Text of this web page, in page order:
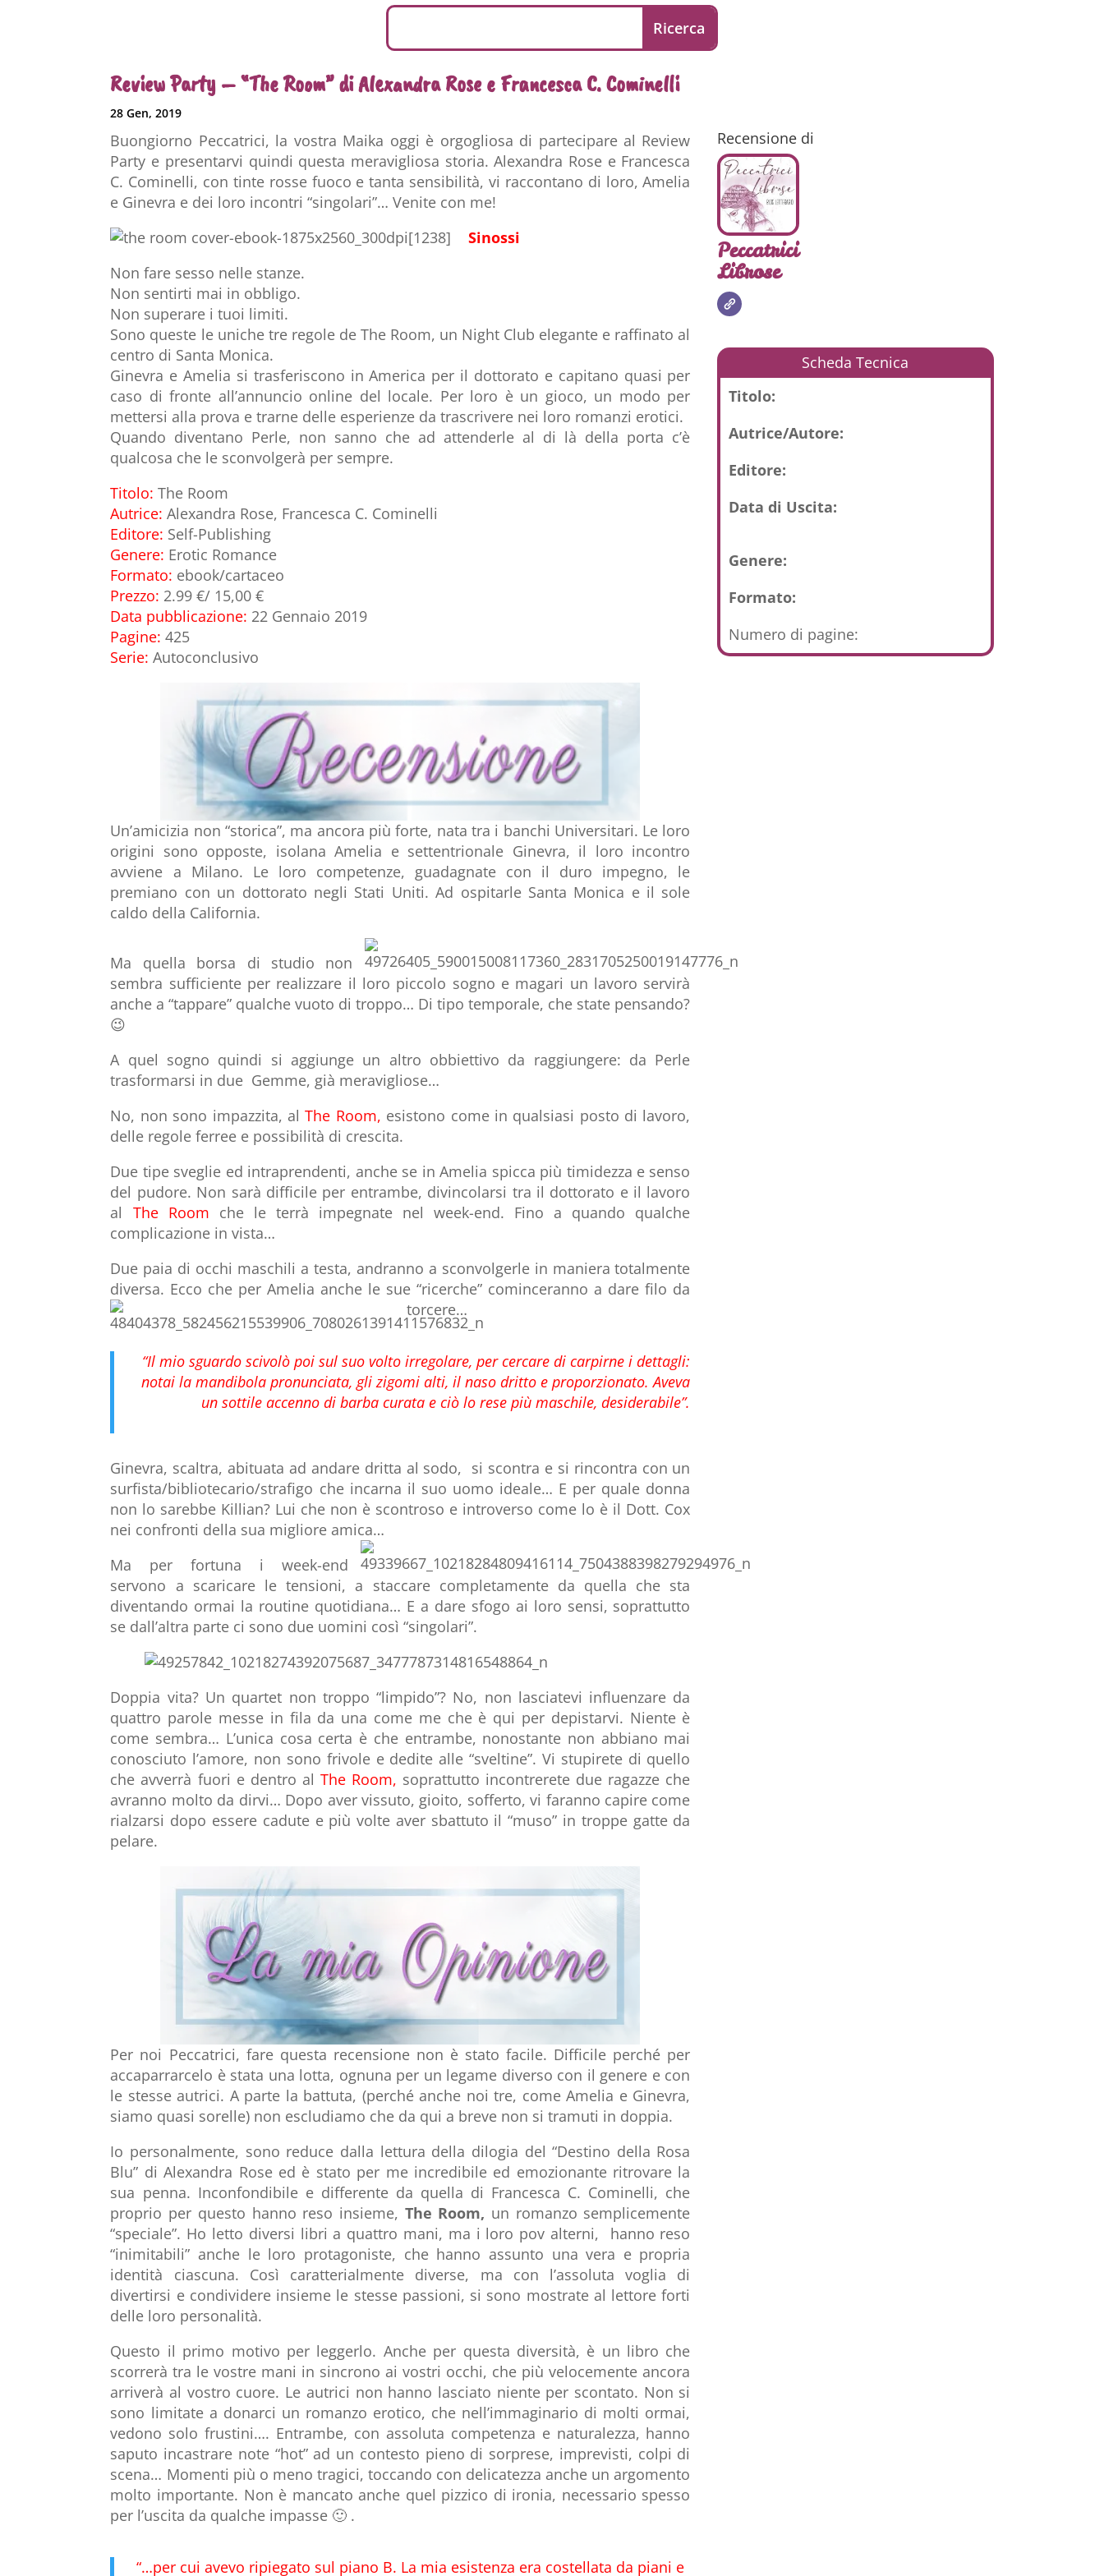
Review Party – “The Room” di Alexandra Rose e Francesca C. Cominelli
28 Gen, 2019
Buongiorno Peccatrici, la vostra Maika oggi è orgogliosa di partecipare al Review
Party e presentarvi quindi questa meravigliosa storia. Alexandra Rose e Francesca
C. Cominelli, con tinte rosse fuoco e tanta sensibilità, vi raccontano di loro, Amelia
e Ginevra e dei loro incontri “singolari”… Venite con me!
Sinossi
Non fare sesso nelle stanze.
Non sentirti mai in obbligo.
Non superare i tuoi limiti.
Sono queste le uniche tre regole de The Room, un Night Club elegante e raffinato al
centro di Santa Monica.
Ginevra e Amelia si trasferiscono in America per il dottorato e capitano quasi per
caso di fronte all’annuncio online del locale. Per loro è un gioco, un modo per
mettersi alla prova e trarne delle esperienze da trascrivere nei loro romanzi erotici.
Quando diventano Perle, non sanno che ad attenderle al di là della porta c’è
qualcosa che le sconvolgerà per sempre.
Titolo: The Room
Autrice: Alexandra Rose, Francesca C. Cominelli
Editore: Self-Publishing
Genere: Erotic Romance
Formato: ebook/cartaceo
Prezzo: 2.99 €/ 15,00 €
Data pubblicazione: 22 Gennaio 2019
Pagine: 425
Serie: Autoconclusivo
Un’amicizia non “storica”, ma ancora più forte, nata tra i banchi Universitari. Le loro
origini sono opposte, isolana Amelia e settentrionale Ginevra, il loro incontro
avviene a Milano. Le loro competenze, guadagnate con il duro impegno, le
premiano con un dottorato negli Stati Uniti. Ad ospitarle Santa Monica e il sole
caldo della California.
Ma quella borsa di studio non
sembra sufficiente per realizzare il loro piccolo sogno e magari un lavoro servirà
anche a “tappare” qualche vuoto di troppo… Di tipo temporale, che state pensando?
😉
A quel sogno quindi si aggiunge un altro obbiettivo da raggiungere: da Perle
trasformarsi in due Gemme, già meravigliose…
No, non sono impazzita, alThe Room, esistono come in qualsiasi posto di lavoro,
delle regole ferree e possibilità di crescita.
Due tipe sveglie ed intraprendenti, anche se in Amelia spicca più timidezza e senso
del pudore. Non sarà difficile per entrambe, divincolarsi tra il dottorato e il lavoro
al The Room che le terrà impegnate nel week-end. Fino a quando qualche
complicazione in vista…
Due paia di occhi maschili a testa, andranno a sconvolgerle in maniera totalmente
diversa. Ecco che per Amelia anche le sue “ricerche” cominceranno a dare filo da
torcere…
“Il mio sguardo scivolò poi sul suo volto irregolare, per cercare di carpirne i dettagli:
notai la mandibola pronunciata, gli zigomi alti, il naso dritto e proporzionato. Aveva
un sottile accenno di barba curata e ciò lo rese più maschile, desiderabile”.
Ginevra, scaltra, abituata ad andare dritta al sodo, si scontra e si rincontra con un
surfista/bibliotecario/strafigo che incarna il suo uomo ideale… E per quale donna
non lo sarebbe Killian? Lui che non è scontroso e introverso come lo è il Dott. Cox
nei confronti della sua migliore amica…
Ma per fortuna i week-end
servono a scaricare le tensioni, a staccare completamente da quella che sta
diventando ormai la routine quotidiana… E a dare sfogo ai loro sensi, soprattutto
se dall’altra parte ci sono due uomini così “singolari”.
Doppia vita? Un quartet non troppo “limpido”? No, non lasciatevi influenzare da
quattro parole messe in fila da una come me che è qui per depistarvi. Niente è
come sembra… L’unica cosa certa è che entrambe, nonostante non abbiano mai
conosciuto l’amore, non sono frivole e dedite alle “sveltine”. Vi stupirete di quello
che avverrà fuori e dentro al The Room, soprattutto incontrerete due ragazze che
avranno molto da dirvi… Dopo aver vissuto, gioito, sofferto, vi faranno capire come
rialzarsi dopo essere cadute e più volte aver sbattuto il “muso” in troppe gatte da
pelare.
Per noi Peccatrici, fare questa recensione non è stato facile. Difficile perché per
accaparrarcelo è stata una lotta, ognuna per un legame diverso con il genere e con
le stesse autrici. A parte la battuta, (perché anche noi tre, come Amelia e Ginevra,
siamo quasi sorelle) non escludiamo che da qui a breve non si tramuti in doppia.
Io personalmente, sono reduce dalla lettura della dilogia del “Destino della Rosa
Blu” di Alexandra Rose ed è stato per me incredibile ed emozionante ritrovare la
sua penna. Inconfondibile e differente da quella di Francesca C. Cominelli, che
proprio per questo hanno reso insieme, The Room, un romanzo semplicemente
“speciale”. Ho letto diversi libri a quattro mani, ma i loro pov alterni, hanno reso
“inimitabili” anche le loro protagoniste, che hanno assunto una vera e propria
identità ciascuna. Così caratterialmente diverse, ma con l’assoluta voglia di
divertirsi e condividere insieme le stesse passioni, si sono mostrate al lettore forti
delle loro personalità.
Questo il primo motivo per leggerlo. Anche per questa diversità, è un libro che
scorrerà tra le vostre mani in sincrono ai vostri occhi, che più velocemente ancora
arriverà al vostro cuore. Le autrici non hanno lasciato niente per scontato. Non si
sono limitate a donarci un romanzo erotico, che nell’immaginario di molti ormai,
vedono solo frustini…. Entrambe, con assoluta competenza e naturalezza, hanno
saputo incastrare note “hot” ad un contesto pieno di sorprese, imprevisti, colpi di
scena… Momenti più o meno tragici, toccando con delicatezza anche un argomento
molto importante. Non è mancato anche quel pizzico di ironia, necessario spesso
per l’uscita da qualche impasse 🙂 .
“…per cui avevo ripiegato sul piano B. La mia esistenza era costellata da piani e
Recensione di
Peccatrici
Librose
Scheda Tecnica
Titolo:
Autrice/Autore:
Editore:
Data di Uscita:
Genere:
Formato:
Numero di pagine: